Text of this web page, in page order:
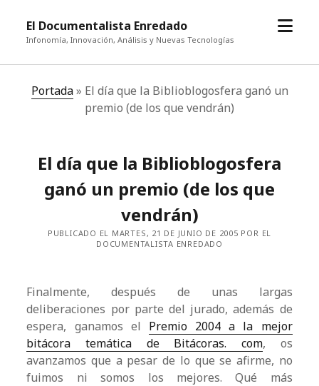
El Documentalista Enredado
Infonomía, Innovación, Análisis y Nuevas Tecnologías
abrir
Portada» El día que la Biblioblogosfera ganó un
premio (de los que vendrán)
El día que la Biblioblogosfera
ganó un premio (de los que
vendrán)
PUBLICADO EL MARTES, 21 DE JUNIO DE 2005 POR EL
DOCUMENTALISTA ENREDADO
Finalmente, después de unas largas
deliberaciones por parte del jurado, además de
espera, ganamos el Premio 2004 a la mejor
bitácora temática de Bitácoras. com, os
avanzamos que a pesar de lo que se afirme, no
fuimos ni somos los mejores. Qué más